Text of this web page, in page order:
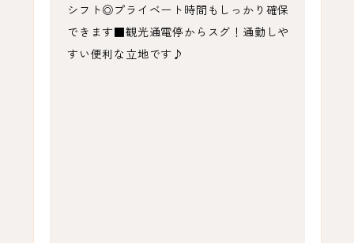
シフト◎プライベート時間もしっかり確保
できます■観光通電停からスグ！通勤しや
すい便利な立地です♪